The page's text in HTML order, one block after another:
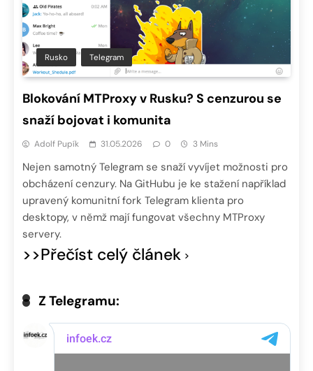
Rusko Telegram
Blokování MTProxy v Rusku? S cenzurou se
snaží bojovat i komunita
Adolf Pupík 31.05.2026 0 3 Mins
Nejen samotný Telegram se snaží vyvíjet možnosti pro
obcházení cenzury. Na GitHubu je ke stažení například
upravený komunitní fork Telegram klienta pro
desktopy, v němž mají fungovat všechny MTProxy
servery.
>>Přečíst celý článek
Z Telegramu: